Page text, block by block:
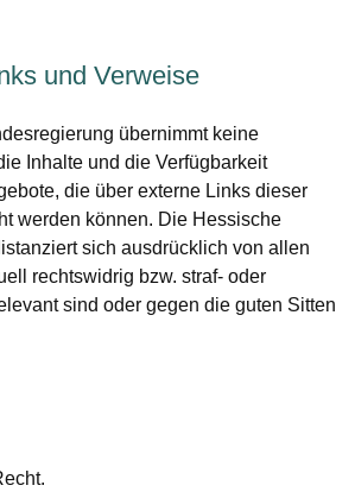
und Verweise
übernimmt keine
Inhalte und die Verfügbarkeit
die über externe Links dieser
werden können. Die Hessische
sich ausdrücklich von allen
rechtswidrig bzw. straf- oder
sind oder gegen die guten Sitten